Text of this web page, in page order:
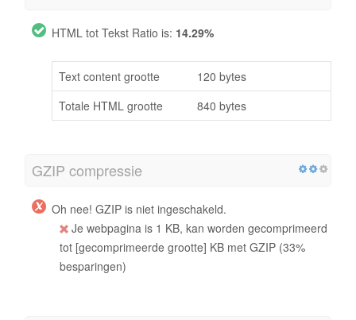
HTML tot Tekst Ratio is: 14.29%
Text content grootte
120 bytes
Totale HTML grootte
840 bytes
GZIP compressie
Oh nee! GZIP is niet ingeschakeld.
Je webpagina is 1 KB, kan worden gecomprimeerd
tot [gecomprimeerde grootte] KB met GZIP (33%
besparingen)